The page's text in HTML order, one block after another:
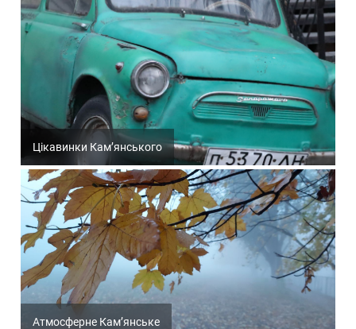
Цікавинки Кам’янського
Атмосферне Кам’янське